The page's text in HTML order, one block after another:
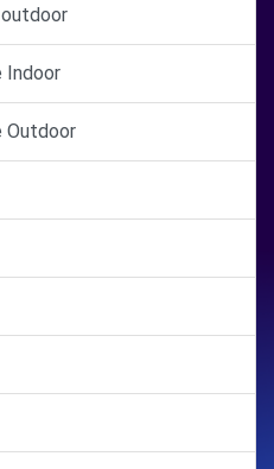
Indoor
Outdoor